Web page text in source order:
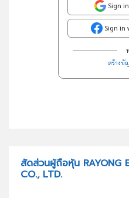
Sign
Sign in
สร้างบั
สัดส่วนผู้ถือหุ้น RAYONG
CO., LTD.